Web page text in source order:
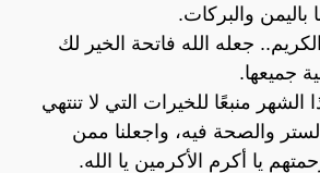
باليمن والبركات.
جعله الله فاتحة الخير لك
جميعها.
الشهر منبعًا للخيرات التي لا تنتهي
الستر والصحة فيه، واجعلنا ممن
يا أكرم الأكرمين يا الله.